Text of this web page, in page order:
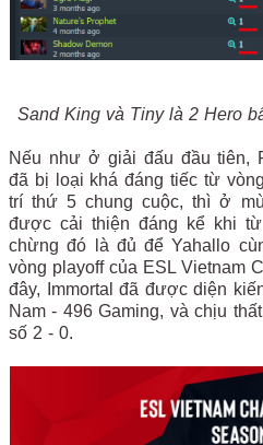
Sand King và Tiny là 2 Hero
Nếu như ở giải đấu đầu tiên,
đã bị loại khá đáng tiếc từ
trí thứ 5 chung cuộc, thì ở
được cải thiện đáng kể khi
chừng đó là đủ để Yahallo
vòng playoff của ESL Vietnam
đây, Immortal đã được diện
Nam - 496 Gaming, và chịu
số 2 - 0.